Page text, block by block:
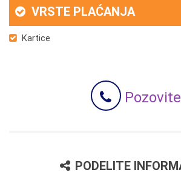
VRSTE PLAĆANJA
Kartice
Pozovite
PODELITE